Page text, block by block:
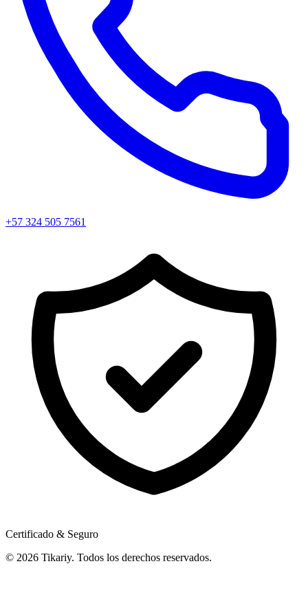
+57 324 505 7561
Certificado & Seguro
© 2026 Tikariy. Todos los derechos reservados.